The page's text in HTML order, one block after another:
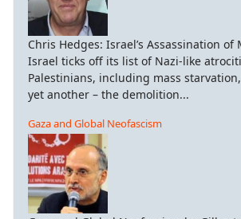
Chris Hedges: Israel’s Assassination of
Israel ticks off its list of Nazi-like
Palestinians, including mass
yet another – the demolition...
Gaza and Global Neofascism